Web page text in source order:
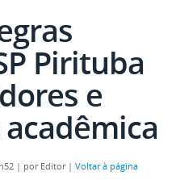
Pirituba
e
| por Editor | Voltar à página